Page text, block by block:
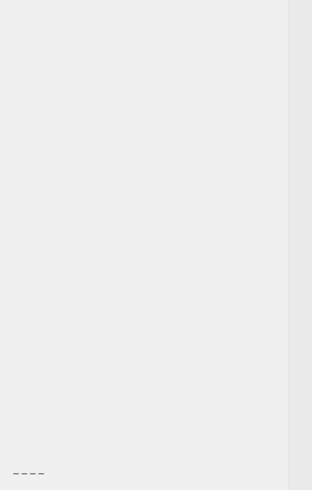
----